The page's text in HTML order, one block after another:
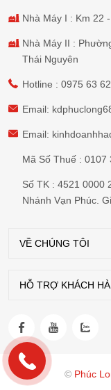
Nhà Máy I : Km 22
Nhà Máy II :
Thái Nguyên
Hotline : 0975 63
Email:
Email:
Mã Số Thuế : 0107
Số TK : 4521 0000
Nhánh Vạn Phúc.
VỀ CHÚNG TÔI
thiệu
Tin
tức
HỖ TRỢ KHÁCH
sách
vận
chuyển
Chính
© Phúc